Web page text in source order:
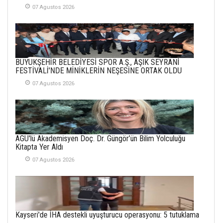
SEMRA ŞAHİN
KENDİNE UYANMAK
30 Temmuz 2026
İlgi Alanlarımız ve Biz
02 Ekim 2025
SABAHATTİN
SÜRMEN
07 Agustos 2026
BÜYÜKŞEHİR BELEDİYESİ SPOR A.Ş., ÂŞIK SEYRANİ
FESTİVALİ'NDE MİNİKLERİN NEŞESİNE ORTAK OLDU
07 Agustos 2026
AGÜ'lü Akademisyen Doç. Dr. Güngör’ün Bilim Yolculuğu
Kitapta Yer Aldı
07 Agustos 2026
Kayseri'de İHA destekli uyuşturucu operasyonu: 5 tutuklama